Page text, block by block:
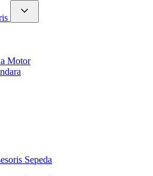
Motor
Sepeda